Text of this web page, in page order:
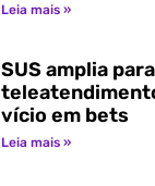
Leia mais »
SUS amplia
vício em bets
Leia mais »